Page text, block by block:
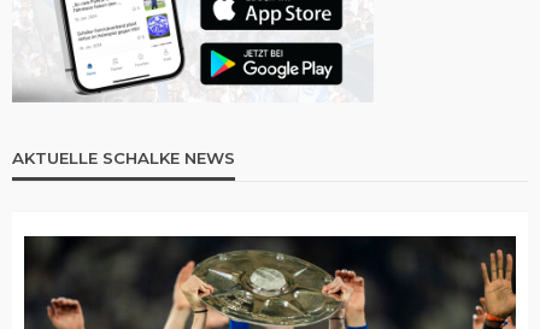
AKTUELLE SCHALKE NEWS